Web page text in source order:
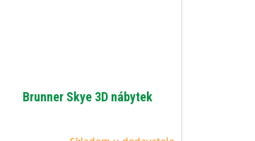
Brunner Skye 3D nábytek